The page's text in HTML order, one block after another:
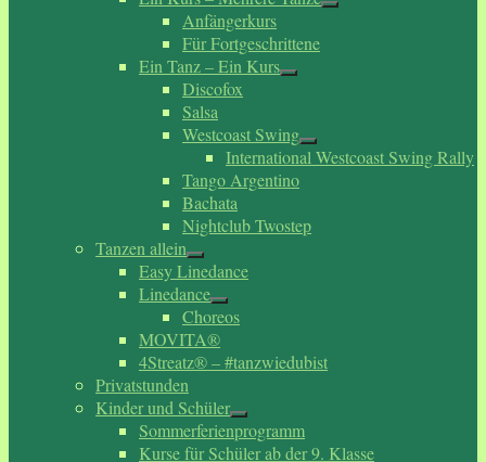
Anfängerkurs
Für Fortgeschrittene
Ein Tanz – Ein Kurs
Discofox
Salsa
Westcoast Swing
International Westcoast Swing Rally
Tango Argentino
Bachata
Nightclub Twostep
Tanzen allein
Easy Linedance
Linedance
Choreos
MOVITA®
4Streatz® – #tanzwiedubist
Privatstunden
Kinder und Schüler
Sommerferienprogramm
Kurse für Schüler ab der 9. Klasse